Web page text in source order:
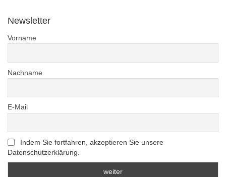
Newsletter
Vorname
Nachname
E-Mail
Indem Sie fortfahren, akzeptieren Sie unsere
Datenschutzerklärung.